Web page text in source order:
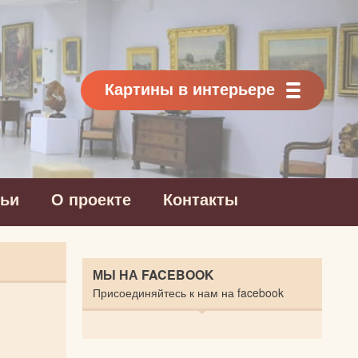
Картины в интерьере
О проекте Контакты
МЫ НА FACEBOOK
Присоединяйтесь к нам на facebook